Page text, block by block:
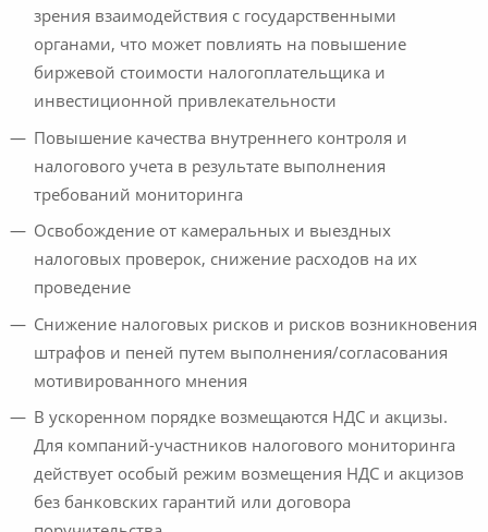
зрения взаимодействия с государственными
органами, что может повлиять на повышение
биржевой стоимости налогоплательщика и
инвестиционной привлекательности
Повышение качества внутреннего контроля и
налогового учета в результате выполнения
требований мониторинга
Освобождение от камеральных и выездных
налоговых проверок, снижение расходов на их
проведение
Снижение налоговых рисков и рисков возникновения
штрафов и пеней путем выполнения/согласования
мотивированного мнения
В ускоренном порядке возмещаются НДС и акцизы.
Для компаний-участников налогового мониторинга
действует особый режим возмещения НДС и акцизов
без банковских гарантий или договора